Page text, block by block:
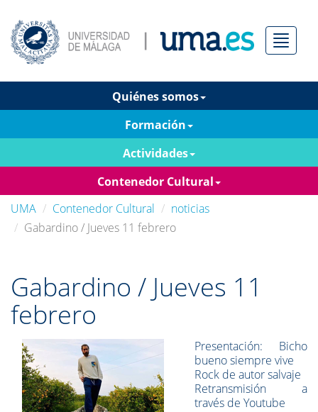
Menú
Quiénes somos
Formación
Actividades
Contenedor Cultural
UMA
Contenedor Cultural
noticias
Gabardino / Jueves 11 febrero
Gabardino / Jueves 11
febrero
Presentación: Bicho
bueno siempre vive
Rock de autor salvaje
Retransmisión a
través de Youtube